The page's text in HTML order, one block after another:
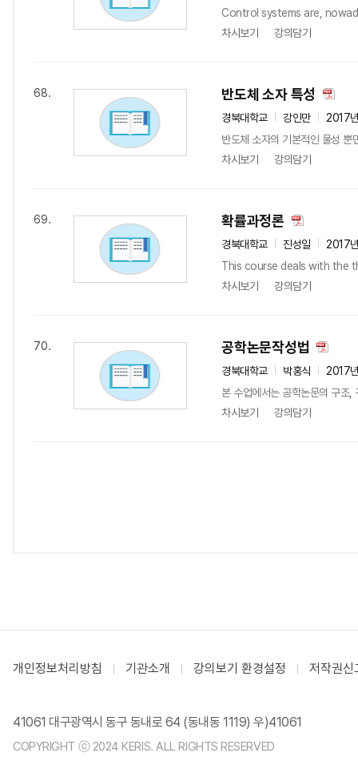
Control systems are,
차시보기
강의담기
68. 반도체 소자 특성
경북대학교 강인만
2017
반도체 소자의 기본적인 물성
차시보기
강의담기
69. 확률과정론
경북대학교 진성일
2017
This course deals with the
차시보기
강의담기
70. 공학논문작성법
경북대학교 박홍식
2017
본 수업에서는 공학논문의 구조
차시보기
강의담기
개인정보처리방침 기관소개 강의보기 환경설정 저작권신
41061 대구광역시 동구 동내로 64 (동내동 1119) 우)41061
COPYRIGHT ⓒ 2024 KERIS. ALL RIGHTS RESERVED